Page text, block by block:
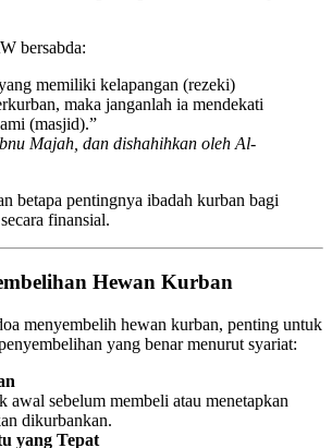
bersabda:
memiliki kelapangan (rezeki)
maka janganlah ia mendekati
(masjid).”
Majah, dan dishahihkan oleh Al-
betapa pentingnya ibadah kurban bagi
finansial.
Hewan Kurban
menyembelih hewan kurban, penting untuk
yang benar menurut syariat:
awal sebelum membeli atau menetapkan
dikurbankan.
yang Tepat